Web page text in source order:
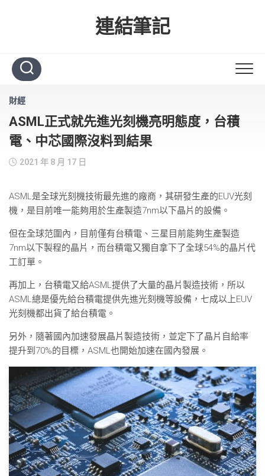
連結筆記
財經
ASML正式就先進光刻機亮明態度，台積
電、中芯國際沒料到結果
2021 年 8 月 17 日
ASML是全球光刻機技術最先進的廠商，其研發生產的EUV光刻
機，是目前唯一能夠用於生產製造7nm以下晶片的設備。
但在全球范圍內，目前僅有台積電、三星目前能夠生產製造
7nm以下製程的晶片，而台積電又獨自拿下了全球54%的晶片代
工訂單。
再加上，台積電又給ASML提供了大量的晶片製造技術，所以
ASML總是優先給台積電提供先進光刻機等設備，七成以上EUV
光刻機都出貨了給台積電。
另外，隨著國內加速發展晶片製造技術，並定下了晶片自給率
提升到70%的目標，ASML也開始加速在國內發展。